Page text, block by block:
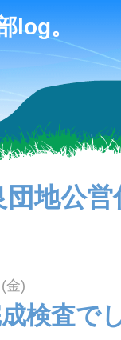
log。
団地公
金)
検査で